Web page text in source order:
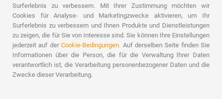
PRODOTTI
Ich laufe
Kindersitze Das Haus
Babynahrung
Schlafen
Babyhygiene Mama und Baby
Bekleidung
Spiel
Geschenk-Karte Set für Babys
Geschenk-Ideen
Zimmer für Kinder
Werbeaktionen Marchi
Surferlebnis zu verbessern. Mit Ihrer Zustimmung möchten wir
Cookies für Analyse- und Marketingzwecke aktivieren, um Ihr
Surferlebnis zu verbessern und Ihnen Produkte und Dienstleistungen
zu zeigen, die für Sie von Interesse sind. Sie können Ihre Einstellungen
jederzeit auf derCookie-Bedingungen. Auf derselben Seite finden Sie
Informationen über die Person, die für die Verwaltung Ihrer Daten
verantwortlich ist, die Verarbeitung personenbezogener Daten und die
Zwecke dieser Verarbeitung.